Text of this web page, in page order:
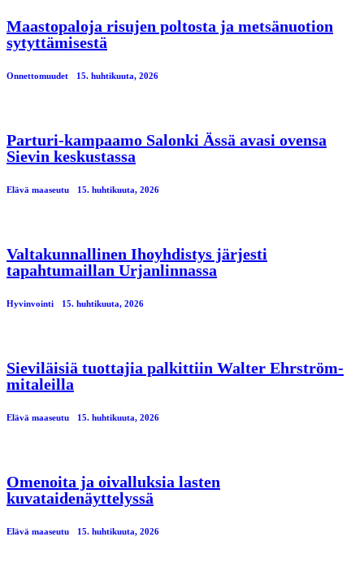
Maastopaloja risujen poltosta ja metsänuotion
sytyttämisestä
Onnettomuudet 15. huhtikuuta, 2026
Parturi-kampaamo Salonki Ässä avasi ovensa
Sievin keskustassa
Elävä maaseutu 15. huhtikuuta, 2026
Valtakunnallinen Ihoyhdistys järjesti
tapahtumaillan Urjanlinnassa
Hyvinvointi 15. huhtikuuta, 2026
Sieviläisiä tuottajia palkittiin Walter Ehrström-
mitaleilla
Elävä maaseutu 15. huhtikuuta, 2026
Omenoita ja oivalluksia lasten
kuvataidenäyttelyssä
Elävä maaseutu 15. huhtikuuta, 2026